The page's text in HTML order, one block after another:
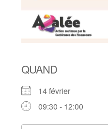
QUAND
14 février
09:30 - 12:00